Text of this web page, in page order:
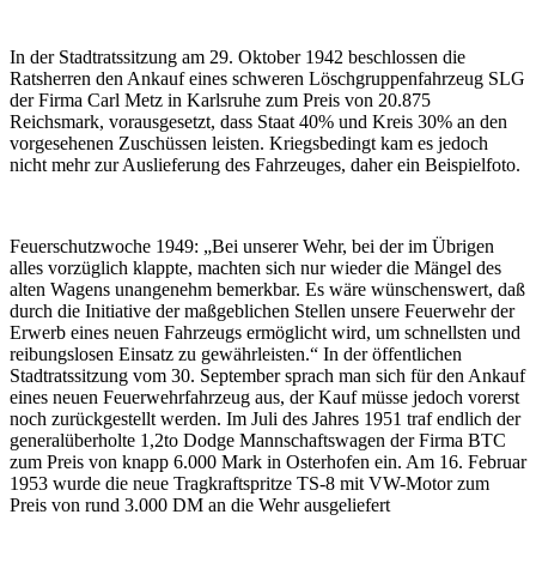
In der Stadtratssitzung am 29. Oktober 1942 beschlossen die
Ratsherren den Ankauf eines schweren Löschgruppenfahrzeug SLG
der Firma Carl Metz in Karlsruhe zum Preis von 20.875
Reichsmark, vorausgesetzt, dass Staat 40% und Kreis 30% an den
vorgesehenen Zuschüssen leisten. Kriegsbedingt kam es jedoch
nicht mehr zur Auslieferung des Fahrzeuges, daher ein Beispielfoto.
Feuerschutzwoche 1949: „Bei unserer Wehr, bei der im Übrigen
alles vorzüglich klappte, machten sich nur wieder die Mängel des
alten Wagens unangenehm bemerkbar. Es wäre wünschenswert, daß
durch die Initiative der maßgeblichen Stellen unsere Feuerwehr der
Erwerb eines neuen Fahrzeugs ermöglicht wird, um schnellsten und
reibungslosen Einsatz zu gewährleisten.“ In der öffentlichen
Stadtratssitzung vom 30. September sprach man sich für den Ankauf
eines neuen Feuerwehrfahrzeug aus, der Kauf müsse jedoch vorerst
noch zurückgestellt werden. Im Juli des Jahres 1951 traf endlich der
generalüberholte 1,2to Dodge Mannschaftswagen der Firma BTC
zum Preis von knapp 6.000 Mark in Osterhofen ein. Am 16. Februar
1953 wurde die neue Tragkraftspritze TS-8 mit VW-Motor zum
Preis von rund 3.000 DM an die Wehr ausgeliefert